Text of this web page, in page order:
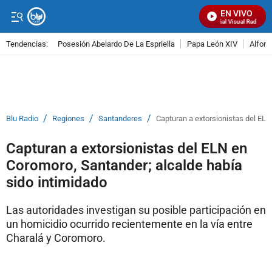
EN VIVO
Señal Visual Radio
Tendencias: Posesión Abelardo De La Espriella Papa León XIV
Blu Radio / Regiones / Santanderes / Capturan a extorsionistas del
Capturan a extorsionistas del ELN en
Coromoro, Santander; alcalde había
sido intimidado
Las autoridades investigan su posible participación en
un homicidio ocurrido recientemente en la vía entre
Charalá y Coromoro.